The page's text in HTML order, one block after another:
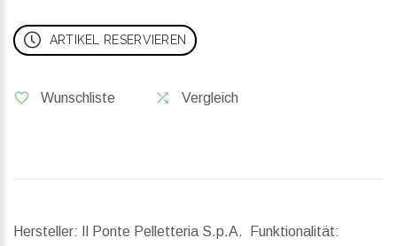
ARTIKEL RESERVIEREN
Wunschliste Vergleich
Hersteller: Il Ponte Pelletteria S.p.A. Funktionalität: